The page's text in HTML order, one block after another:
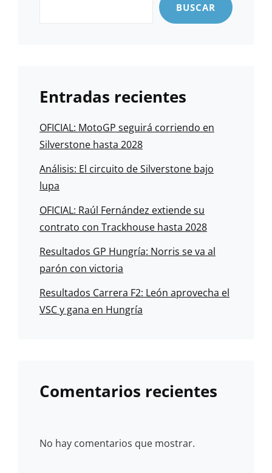
BUSCAR
Entradas recientes
OFICIAL: MotoGP seguirá corriendo en
Silverstone hasta 2028
Análisis: El circuito de Silverstone bajo
lupa
OFICIAL: Raúl Fernández extiende su
contrato con Trackhouse hasta 2028
Resultados GP Hungría: Norris se va al
parón con victoria
Resultados Carrera F2: León aprovecha el
VSC y gana en Hungría
Comentarios recientes
No hay comentarios que mostrar.